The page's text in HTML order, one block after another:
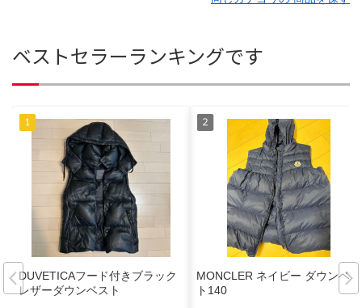
ベストセラーランキングです
DUVETICAフード付きブラック
レザーダウンベスト
MONCLER ネイビー ダウンベス
ト140